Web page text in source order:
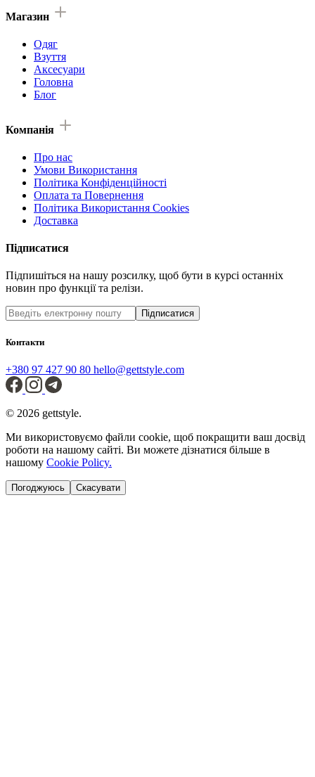
Магазин
Одяг
Взуття
Аксесуари
Головна
Блог
Компанія
Про нас
Умови Використання
Політика Конфіденційності
Оплата та Повернення
Політика Використання Cookies
Доставка
Підписатися
Підпишіться на нашу розсилку, щоб бути в курсі останніх
новин про функції та релізи.
Підписатися
Контакти
+380 97 427 90 80 hello@gettstyle.com
© 2026 gettstyle.
Ми використовуємо файли cookie, щоб покращити ваш досвід
роботи на нашому сайті. Ви можете дізнатися більше в
нашому Cookie Policy.
Погоджуюсь Скасувати